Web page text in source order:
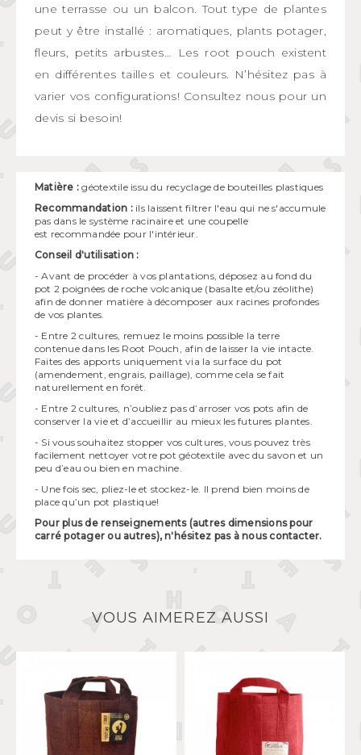
une terrasse ou un balcon. Tout type de plantes
peut y être installé : aromatiques, plants potager,
fleurs, petits arbustes… Les root pouch existent
en différentes tailles et couleurs. N’hésitez pas à
varier vos configurations! Consultez nous pour un
devis si besoin!
Matière : géotextile issu du recyclage de bouteilles plastiques
Recommandation :ils laissent filtrer l'eau qui ne s'accumule
pas dans le système racinaire et une coupelle
est recommandée pour l'intérieur.
Conseil d'utilisation :
- Avant de procéder à vos plantations, déposez au fond du
pot 2 poignées de roche volcanique (basalte et/ou zéolithe)
afin de donner matière à décomposer aux racines profondes
de vos plantes.
- Entre 2 cultures, remuez le moins possible la terre
contenue dans les Root Pouch, afin de laisser la vie intacte.
Faites des apports uniquement via la surface du pot
(amendement, engrais, paillage), comme cela se fait
naturellement en forêt.
- Entre 2 cultures, n’oubliez pas d’arroser vos pots afin de
conserver la vie et d’accueillir au mieux les futures plantes.
- Si vous souhaitez stopper vos cultures, vous pouvez très
facilement nettoyer votre pot géotextile avec du savon et un
peu d’eau ou bien en machine.
- Une fois sec, pliez-le et stockez-le. Il prend bien moins de
place qu’un pot plastique!
Pour plus de renseignements (autres dimensions pour
carré potager ou autres), n'hésitez pas à nous contacter.
VOUS AIMEREZ AUSSI